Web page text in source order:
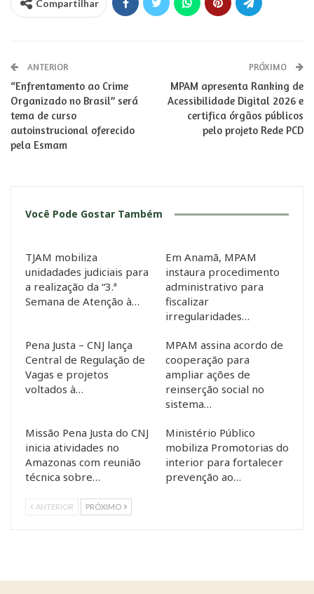
Compartilhar
ANTERIOR
“Enfrentamento ao Crime
Organizado no Brasil” será
tema de curso
autoinstrucional oferecido
pela Esmam
PRÓXIMO
MPAM apresenta Ranking de
Acessibilidade Digital 2026 e
certifica órgãos públicos
pelo projeto Rede PCD
Você Pode Gostar Também
TJAM mobiliza
unidadades judiciais para
a realização da “3.ª
Semana de Atenção à…
Em Anamã, MPAM
instaura procedimento
administrativo para
fiscalizar
irregularidades…
Pena Justa – CNJ lança
Central de Regulação de
Vagas e projetos
voltados à…
MPAM assina acordo de
cooperação para
ampliar ações de
reinserção social no
sistema…
Missão Pena Justa do CNJ
inicia atividades no
Amazonas com reunião
técnica sobre…
Ministério Público
mobiliza Promotorias do
interior para fortalecer
prevenção ao…
ANTERIOR PRÓXIMO